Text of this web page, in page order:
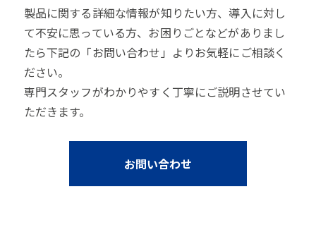
製品に関する詳細な情報が知りたい方、導入に対し
て不安に思っている方、お困りごとなどがありまし
たら下記の「お問い合わせ」よりお気軽にご相談く
ださい。
専門スタッフがわかりやすく丁寧にご説明させてい
ただきます。
お問い合わせ